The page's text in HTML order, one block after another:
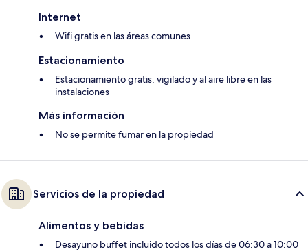
Internet
Wifi gratis en las áreas comunes
Estacionamiento
Estacionamiento gratis, vigilado y al aire libre en las
instalaciones
Más información
No se permite fumar en la propiedad
Servicios de la propiedad
Alimentos y bebidas
Desayuno buffet incluido todos los días de 06:30 a 10:00